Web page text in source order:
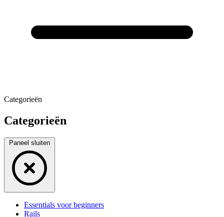
Categorieën
Categorieën
Paneel sluiten
Essentials voor beginners
Rails